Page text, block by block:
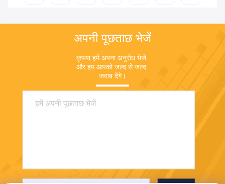
अपनी पूछताछ भेजें
कृपया हमें अपना अनुरोध भेजें
और हम आपको जल्द से जल्द
जवाब देंगे।